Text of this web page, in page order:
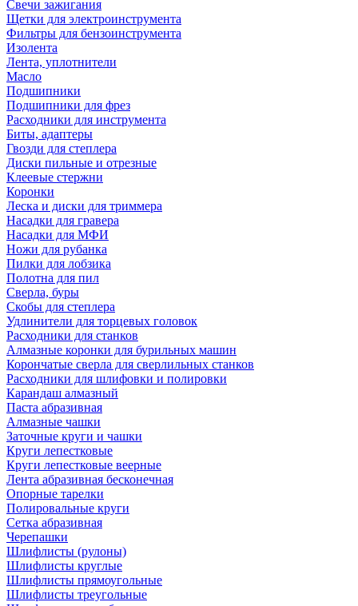
Свечи зажигания
Щетки для электроинструмента
Фильтры для бензоинструмента
Изолента
Лента, уплотнители
Масло
Подшипники
Подшипники для фрез
Расходники для инструмента
Биты, адаптеры
Гвозди для степлера
Диски пильные и отрезные
Клеевые стержни
Коронки
Леска и диски для триммера
Насадки для гравера
Насадки для МФИ
Ножи для рубанка
Пилки для лобзика
Полотна для пил
Сверла, буры
Скобы для степлера
Удлинители для торцевых головок
Расходники для станков
Алмазные коронки для бурильных машин
Корончатые сверла для сверлильных станков
Расходники для шлифовки и полировки
Карандаш алмазный
Паста абразивная
Алмазные чашки
Заточные круги и чашки
Круги лепестковые
Круги лепестковые веерные
Лента абразивная бесконечная
Опорные тарелки
Полировальные круги
Сетка абразивная
Черепашки
Шлифлисты (рулоны)
Шлифлисты круглые
Шлифлисты прямоугольные
Шлифлисты треугольные